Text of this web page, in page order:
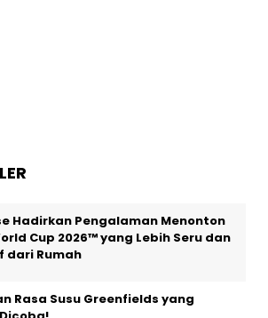
Hadirkan Pengalaman Menonton
Cup 2026™ yang Lebih Seru dan
dari Rumah
Rasa Susu Greenfields yang